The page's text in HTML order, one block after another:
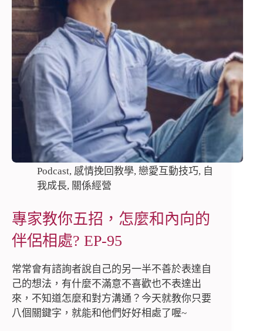
Podcast, 感情挽回教學, 戀愛互動技巧, 自
我成長, 關係經營
專家教你五招，怎麼和內向的
伴侶相處? EP-95
常常會有諮詢者說自己的另一半不善於表達自
己的想法，有什麼不滿意不喜歡也不表達出
來，不知道怎麼和對方溝通？今天就教你只要
八個關鍵字，就能和他們好好相處了喔~